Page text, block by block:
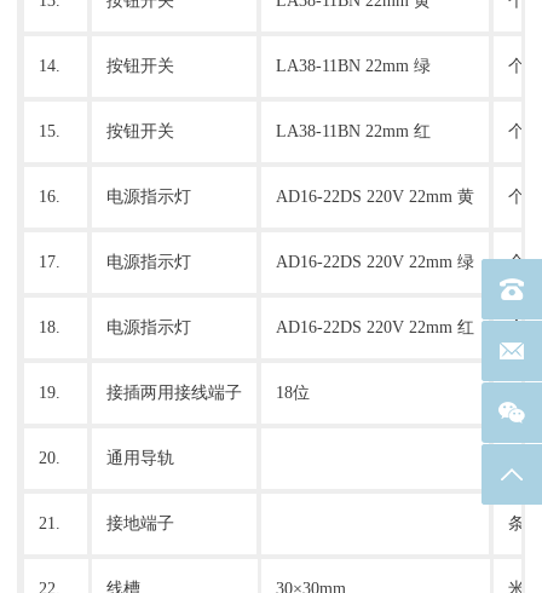
14. 按钮开关 LA38-11BN 22mm 绿 个
15. 按钮开关 LA38-11BN 22mm 红 个
16. 电源指示灯 AD16-22DS 220V 22mm 黄 个
17. 电源指示灯 AD16-22DS 220V 22mm 绿 个
18. 电源指示灯 AD16-22DS 220V 22mm 红
19. 接插两用接线端子 18位
20. 通用导轨
21. 接地端子 条
22. 线槽 30×30mm 米
电话
联系
返回